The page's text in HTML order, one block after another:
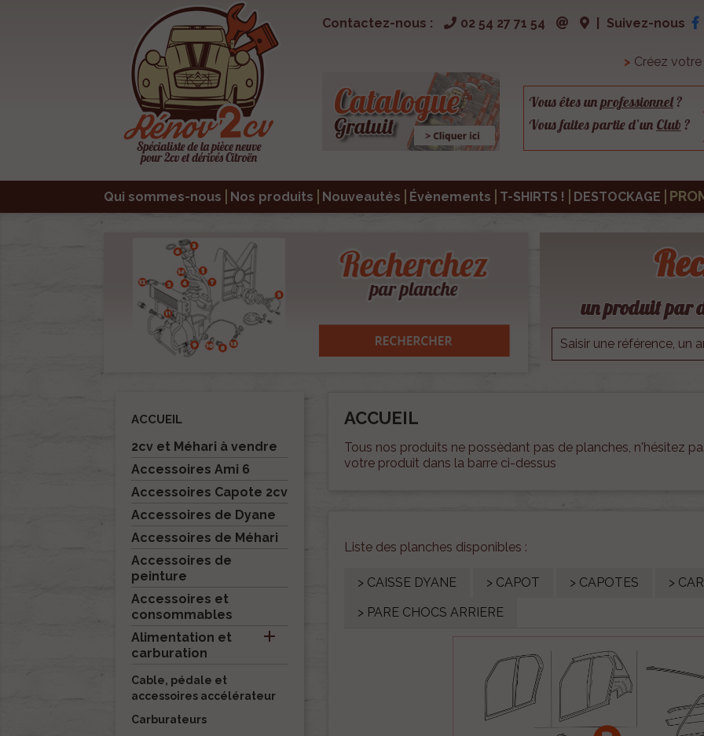
Contactez-nous : 02 54 27 71 54 Suivez-nous
> Créez
Vous êtes unprofessionnel?
Vous faites partie d’un Club ?
Qui sommes-nous Nos produits Nouveautés Évènements T-SHIRTS ! DESTOCKAGE
un produit par
ACCUEIL
2cv et Méhari à vendre
Accessoires Ami 6
Accessoires Capote 2cv
Accessoires de Dyane
Accessoires de Méhari
Accessoires de
peinture
Accessoires et
consommables
Alimentation et
carburation

Cable, pédale et
accessoires accélérateur
Carburateurs
ACCUEIL
Tous nos produits ne possèdant pas de planches, n'hésitez
votre produit dans la barre ci-dessus
Liste des planches disponibles :
> CAISSE DYANE > CAPOT > CAPOTES
>
> PARE CHOCS ARRIERE